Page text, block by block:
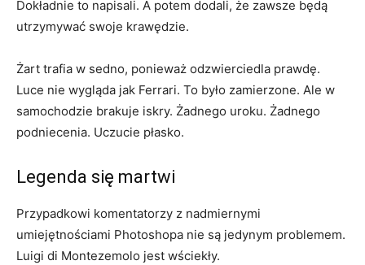
Dokładnie to napisali. A potem dodali, że zawsze będą
utrzymywać swoje krawędzie.
Żart trafia w sedno, ponieważ odzwierciedla prawdę.
Luce nie wygląda jak Ferrari. To było zamierzone. Ale w
samochodzie brakuje iskry. Żadnego uroku. Żadnego
podniecenia. Uczucie płasko.
Legenda się martwi
Przypadkowi komentatorzy z nadmiernymi
umiejętnościami Photoshopa nie są jedynym problemem.
Luigi di Montezemolo jest wściekły.